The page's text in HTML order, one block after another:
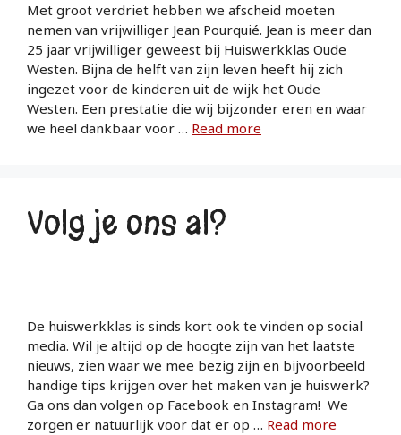
Met groot verdriet hebben we afscheid moeten
nemen van vrijwilliger Jean Pourquié. Jean is meer dan
25 jaar vrijwilliger geweest bij Huiswerkklas Oude
Westen. Bijna de helft van zijn leven heeft hij zich
ingezet voor de kinderen uit de wijk het Oude
Westen. Een prestatie die wij bijzonder eren en waar
we heel dankbaar voor … Read more
Volg je ons al?
De huiswerkklas is sinds kort ook te vinden op social
media. Wil je altijd op de hoogte zijn van het laatste
nieuws, zien waar we mee bezig zijn en bijvoorbeeld
handige tips krijgen over het maken van je huiswerk?
Ga ons dan volgen op Facebook en Instagram! We
zorgen er natuurlijk voor dat er op … Read more